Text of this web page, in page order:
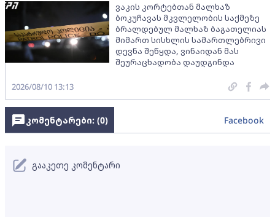
ვაკის კორტებთან მალხაზ
ბოკუჩავას მკვლელობის საქმეზე
ბრალდებულ მალხაზ ბაგათელიას
მიმართ სისხლის სამართლებრივი
დევნა შეწყდა, ვინაიდან მას
შეურაცხადობა დაუდგინდა
2026/08/10 13:13
კომენტარები: (0) Facebook
გააკეთე კომენტარი